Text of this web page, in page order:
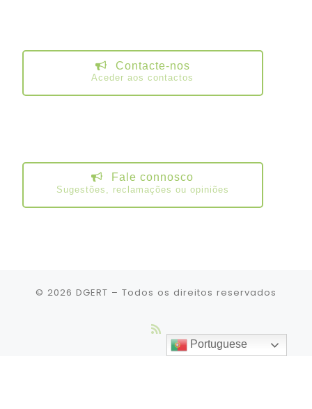
Contacte-nos
Aceder aos contactos
Fale connosco
Sugestões, reclamações ou opiniões
© 2026 DGERT – Todos os direitos reservados
Portuguese